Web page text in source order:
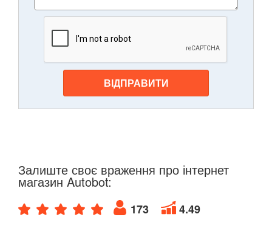
ВІДПРАВИТИ
Залиште своє враження про інтернет
магазин Autobot:
173 4.49